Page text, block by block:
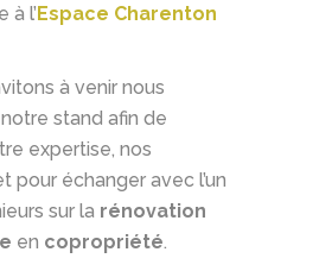
à l’Espace Charenton
à venir nous
stand afin de
expertise, nos
pour échanger avec l’un
sur la rénovation
en copropriété.